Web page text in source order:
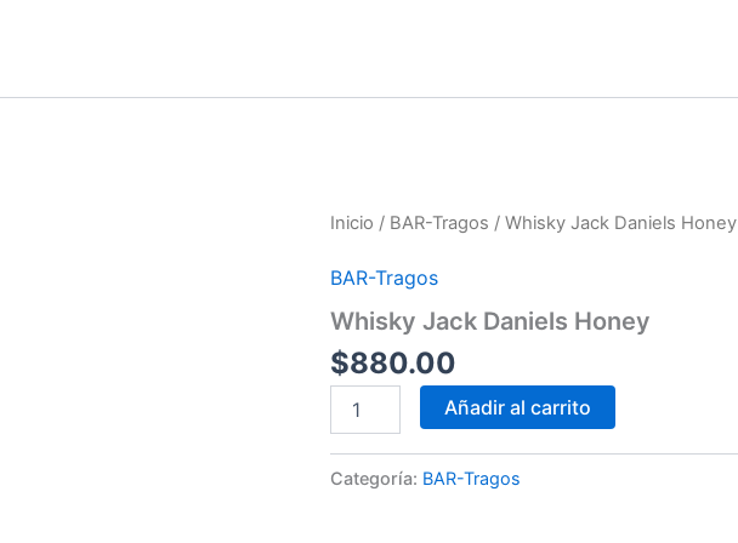
Inicio / BAR-Tragos / Whisky Jack Daniels Honey
BAR-Tragos
Whisky Jack Daniels Honey
$880.00
Whisky
Daniels
Honey
cantidad
Añadir al carrito
Categoría: BAR-Tragos